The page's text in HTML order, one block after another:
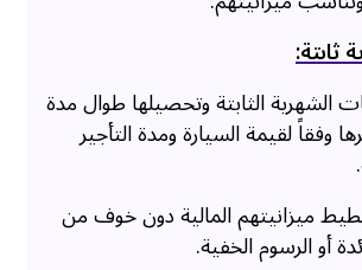
الشهرية الثابتة وتحصيلها طوال مدة
وفقاً لقيمة السيارة ومدة التأجير
ميزانيتهم المالية دون خوف من
أو الرسوم الخفية.